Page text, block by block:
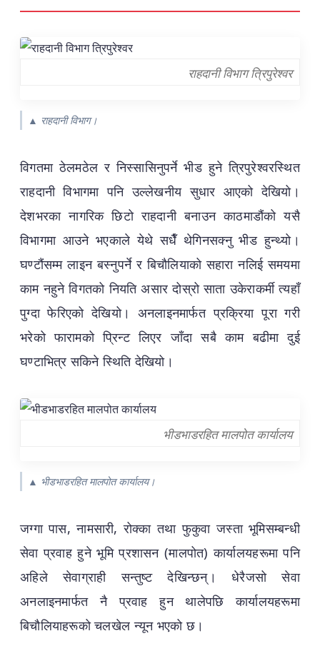
राहदानी विभाग त्रिपुरेश्वर
▲ राहदानी विभाग।
विगतमा ठेलमठेल र निस्सासिनुपर्ने भीड हुने त्रिपुरेश्वरस्थित
राहदानी विभागमा पनि उल्लेखनीय सुधार आएको देखियो।
देशभरका नागरिक छिटो राहदानी बनाउन काठमाडौंको यसै
विभागमा आउने भएकाले येथे सधैँ थेगिनसक्नु भीड हुन्थ्यो।
घण्टौंसम्म लाइन बस्नुपर्ने र बिचौलियाको सहारा नलिई समयमा
काम नहुने विगतको नियति असार दोस्रो साता उकेराकर्मी त्यहाँ
पुग्दा फेरिएको देखियो। अनलाइनमार्फत प्रक्रिया पूरा गरी
भरेको फारामको प्रिन्ट लिएर जाँदा सबै काम बढीमा दुई
घण्टाभित्र सकिने स्थिति देखियो।
भीडभाडरहित मालपोत कार्यालय
▲ भीडभाडरहित मालपोत कार्यालय।
जग्गा पास, नामसारी, रोक्का तथा फुकुवा जस्ता भूमिसम्बन्धी
सेवा प्रवाह हुने भूमि प्रशासन (मालपोत) कार्यालयहरूमा पनि
अहिले सेवाग्राही सन्तुष्ट देखिन्छन्। धेरैजसो सेवा
अनलाइनमार्फत नै प्रवाह हुन थालेपछि कार्यालयहरूमा
बिचौलियाहरूको चलखेल न्यून भएको छ।